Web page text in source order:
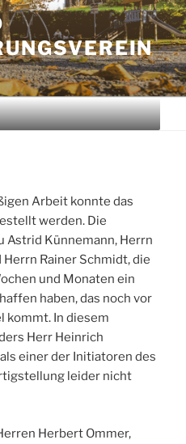
Arbeit konnte das
werden. Die
Astrid Künnemann, Herrn
Rainer Schmidt, die
und Monaten ein
haben, das noch vor
kommt. In diesem
Herr Heinrich
einer der Initiatoren des
leider nicht
Herbert Ommer,